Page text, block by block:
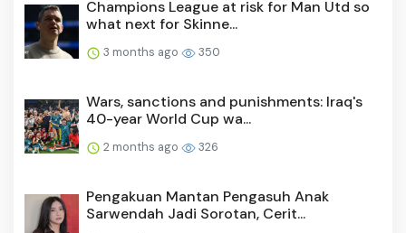
Champions League at risk for Man Utd so
what next for Skinne...
3 months ago 350
Wars, sanctions and punishments: Iraq's
40-year World Cup wa...
2 months ago 326
Pengakuan Mantan Pengasuh Anak
Sarwendah Jadi Sorotan, Cerit...